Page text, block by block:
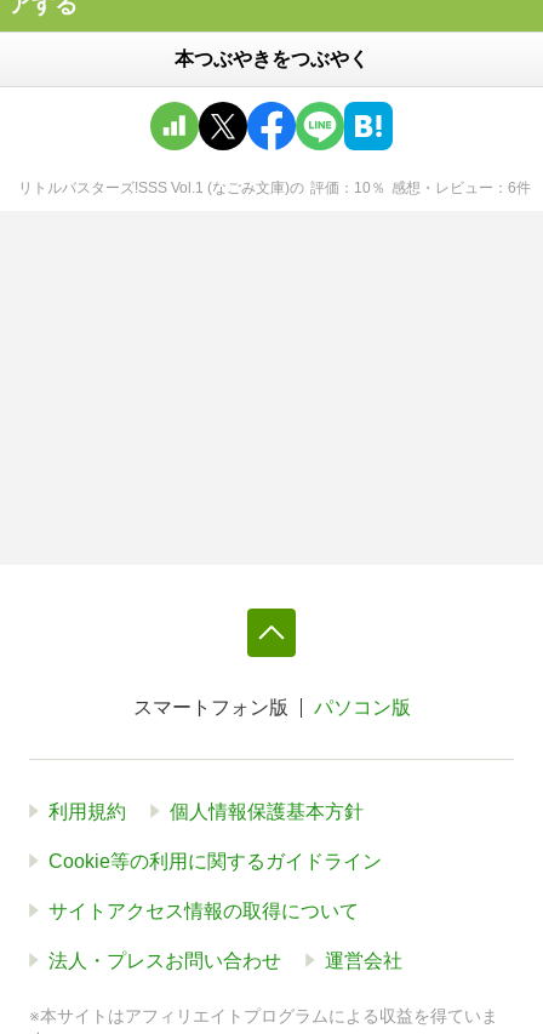
本つぶやきをつぶやく
リトルバスターズ!SSS Vol.1 (なごみ文庫)の 評価 10 ％ 感想・レビュー 6件
スマートフォン版 パソコン版
利用規約 個人情報保護基本方針
Cookie等の利用に関するガイドライン
サイトアクセス情報の取得について
法人・プレスお問い合わせ 運営会社
※本サイトはアフィリエイトプログラムによる収益を得ていま